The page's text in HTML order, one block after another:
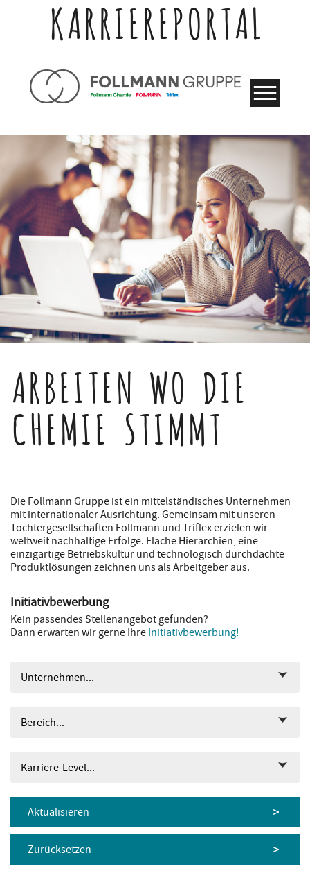
KARRIEREPORTAL
ARBEITEN WO DIE
CHEMIE STIMMT
Die Follmann Gruppe ist ein mittelständisches Unternehmen
mit internationaler Ausrichtung. Gemeinsam mit unseren
Tochtergesellschaften Follmann und Triflex erzielen wir
weltweit nachhaltige Erfolge. Flache Hierarchien, eine
einzigartige Betriebskultur und technologisch durchdachte
Produktlösungen zeichnen uns als Arbeitgeber aus.
Unternehmen...
Bereich...
Karriere-Level...
Aktualisieren
Zurücksetzen
Initiativbewerbung
Kein passendes Stellenangebot gefunden?
Dann erwarten wir gerne Ihre Initiativbewerbung!